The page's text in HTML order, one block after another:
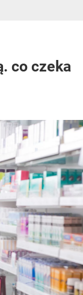
co czeka